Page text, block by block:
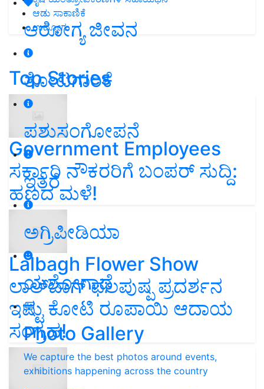
ಆರೋಗ್ಯ ಜೀವನ
ತೋಟಗಾರಿಕೆ
ಪಶುಸಂಗೋಪನೆ
ಇತರೆ
ಅಗ್ರಿಪೀಡಿಯಾ
ಯಶೋಗಾಥೆ
Photo Gallery
We capture the best photos around events,
exhibitions happening across the country
ಆಡು ಸಾಕಾಣಿಕೆ
ಉದ್ಯೋಗ
Top Stories
Government Employees
ಸರ್ಕಾರಿ ನೌಕರರಿಗೆ ಬಂಪರ್‌ ಸುದ್ದಿ:
ಹಣದ ಮಳೆ!
Lalbagh Flower Show
ಲಾಲ್‌ಬಾಗ್ ಫಲಪುಷ್ಪ ಪ್ರದರ್ಶನ
ಇಷ್ಟು ಕೋಟಿ ರೂಪಾಯಿ ಆದಾಯ
ಸಂಗ್ರಹ!